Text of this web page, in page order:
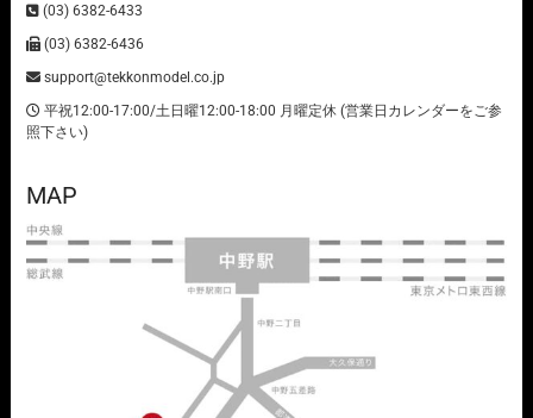
(03) 6382-6433
(03) 6382-6436
support@tekkonmodel.co.jp
平祝12:00-17:00/土日曜12:00-18:00 月曜定休 (営業日カレンダーをご参
照下さい)
MAP